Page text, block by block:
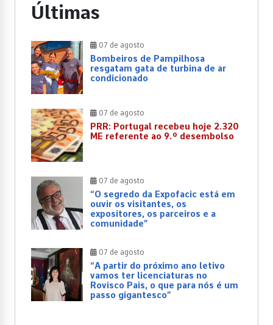
Últimas
07 de agosto
Bombeiros de Pampilhosa
resgatam gata de turbina de ar
condicionado
07 de agosto
PRR: Portugal recebeu hoje 2.320
ME referente ao 9.º desembolso
07 de agosto
“O segredo da Expofacic está em
ouvir os visitantes, os
expositores, os parceiros e a
comunidade”
07 de agosto
“A partir do próximo ano letivo
vamos ter licenciaturas no
Rovisco Pais, o que para nós é um
passo gigantesco”